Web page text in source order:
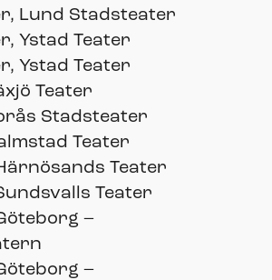
Lund Stadsteater
Ystad Teater
Ystad Teater
Teater
Stadsteater
Teater
Teater
Teater
–
–